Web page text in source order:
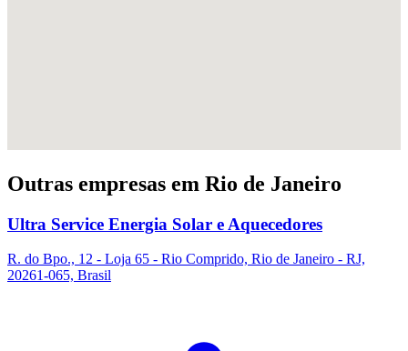
Outras empresas em Rio de Janeiro
Ultra Service Energia Solar e Aquecedores
R. do Bpo., 12 - Loja 65 - Rio Comprido, Rio de Janeiro - RJ,
20261-065, Brasil